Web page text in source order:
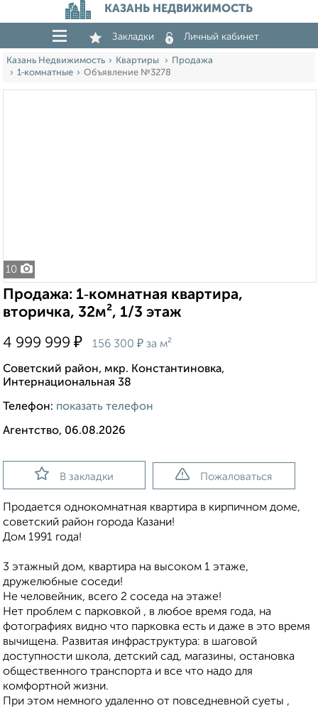
КАЗАНЬ НЕДВИЖИМОСТЬ
Закладки Личный кабинет
Казань Недвижимость Квартиры
Продажа
1‑комнатные
Объявление №3278
10
Продажа: 1‑комнатная квартира,
вторичка, 32м², 1/3 этаж
4 999 999 ₽ 156 300 ₽ за м²
Советский район, мкр. Константиновка,
Интернациональная 38
Телефон: показать телефон
Агентство, 06.08.2026
В закладки Пожаловаться
Продается однокомнатная квартира в кирпичном доме,
советский район города Казани!
Дом 1991 года!
3 этажный дом, квартира на высоком 1 этаже,
дружелюбные соседи!
Не человейник, всего 2 соседа на этаже!
Нет проблем с парковкой , в любое время года, на
фотографиях видно что парковка есть и даже в это время
вычищена. Развитая инфраструктура: в шаговой
доступности школа, детский сад, магазины, остановка
общественного транспорта и все что надо для
комфортной жизни.
При этом немного удаленно от повседневной суеты ,